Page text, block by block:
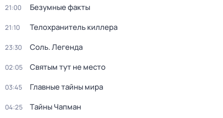
21:00 Безумные факты
21:10 Телохранитель киллера
23:30 Соль. Легенда
02:05 Святым тут не место
03:45 Главные тайны мира
04:25 Тaйны Чапман